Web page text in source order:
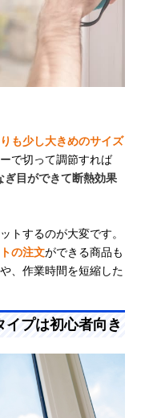
も少し大きめのサイズ
で切って調節すれば
ぎ目ができて断熱効果
トするのが大変です。
の注文ができる商品も
、作業時間を短縮した
プは初心者向き